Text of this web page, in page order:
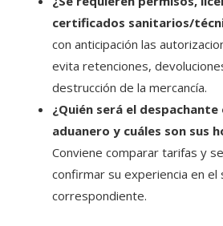
certificados sanitarios/
con anticipación las
evita retenciones,
destrucción de la mercancía.
¿Quién será el
aduanero y cuáles son sus
Conviene comparar tarifas y
confirmar su experiencia en el
correspondiente.